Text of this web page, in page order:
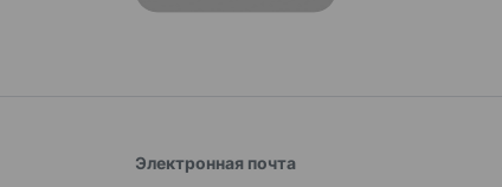
Электронная почта